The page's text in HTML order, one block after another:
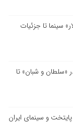
سینما تا جزئیات
و شبان» تا
و سینمای ایران